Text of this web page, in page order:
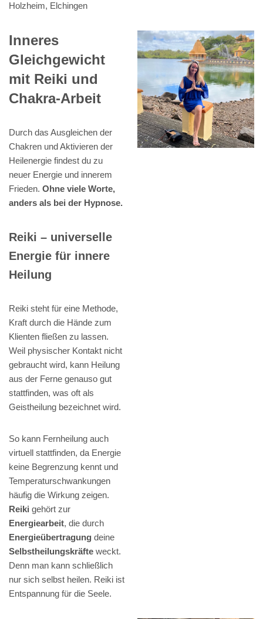
Holzheim, Elchingen
Inneres
Gleichgewicht
mit Reiki und
Chakra-Arbeit
Durch das Ausgleichen der
Chakren und Aktivieren der
Heilenergie findest du zu
neuer Energie und innerem
Frieden. Ohne viele Worte,
anders als bei der Hypnose.
Reiki – universelle
Energie für innere
Heilung
Reiki steht für eine Methode,
Kraft durch die Hände zum
Klienten fließen zu lassen.
Weil physischer Kontakt nicht
gebraucht wird, kann Heilung
aus der Ferne genauso gut
stattfinden, was oft als
Geistheilung bezeichnet wird.
So kann Fernheilung auch
virtuell stattfinden, da Energie
keine Begrenzung kennt und
Temperaturschwankungen
häufig die Wirkung zeigen.
Reiki gehört zur
Energiearbeit, die durch
Energieübertragung deine
Selbstheilungskräfte weckt.
Denn man kann schließlich
nur sich selbst heilen. Reiki ist
Entspannung für die Seele.